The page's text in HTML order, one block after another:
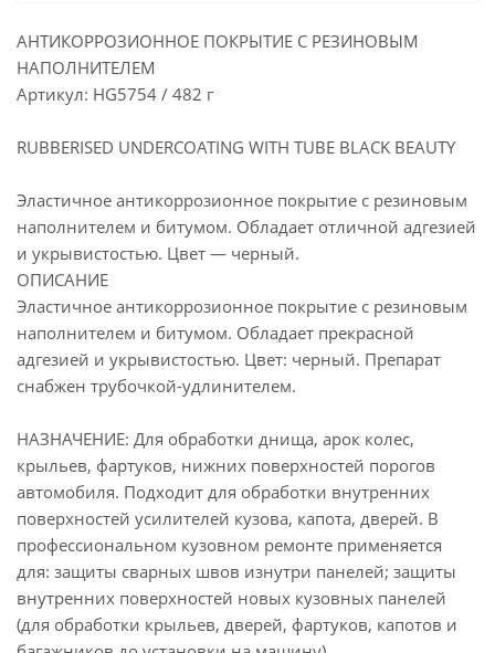
АНТИКОРРОЗИОННОЕ ПОКРЫТИЕ С РЕЗИНОВЫМ
НАПОЛНИТЕЛЕМ
Артикул: HG5754 / 482 г
RUBBERISED UNDERCOATING WITH TUBE BLACK BEAUTY
Эластичное антикоррозионное покрытие с резиновым
наполнителем и битумом. Обладает отличной адгезией
и укрывистостью. Цвет — черный.
ОПИСАНИЕ
Эластичное антикоррозионное покрытие с резиновым
наполнителем и битумом. Обладает прекрасной
адгезией и укрывистостью. Цвет: черный. Препарат
снабжен трубочкой-удлинителем.
НАЗНАЧЕНИЕ: Для обработки днища, арок колес,
крыльев, фартуков, нижних поверхностей порогов
автомобиля. Подходит для обработки внутренних
поверхностей усилителей кузова, капота, дверей. В
профессиональном кузовном ремонте применяется
для: защиты сварных швов изнутри панелей; защиты
внутренних поверхностей новых кузовных панелей
(для обработки крыльев, дверей, фартуков, капотов и